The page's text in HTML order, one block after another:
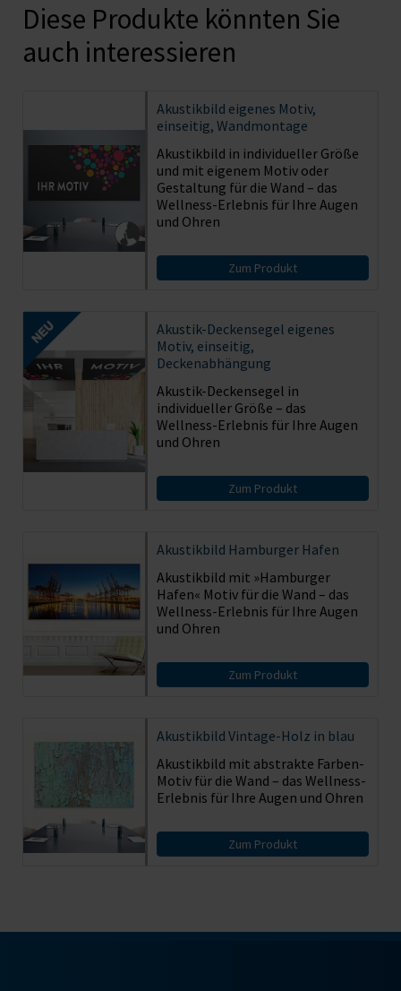
Diese Produkte könnten Sie
auch interessieren
Akustikbild eigenes Motiv,
einseitig, Wandmontage
Akustikbild in individueller Größe
und mit eigenem Motiv oder
Gestaltung für die Wand – das
Wellness-Erlebnis für Ihre Augen
und Ohren
Zum Produkt
Akustik-Deckensegel eigenes
Motiv, einseitig,
Deckenabhängung
Akustik-Deckensegel in
individueller Größe – das
Wellness-Erlebnis für Ihre Augen
und Ohren
Zum Produkt
Akustikbild Hamburger Hafen
Akustikbild mit »Hamburger
Hafen« Motiv für die Wand – das
Wellness-Erlebnis für Ihre Augen
und Ohren
Zum Produkt
Akustikbild Vintage-Holz in blau
Akustikbild mit abstrakte Farben-
Motiv für die Wand – das Wellness-
Erlebnis für Ihre Augen und Ohren
Zum Produkt